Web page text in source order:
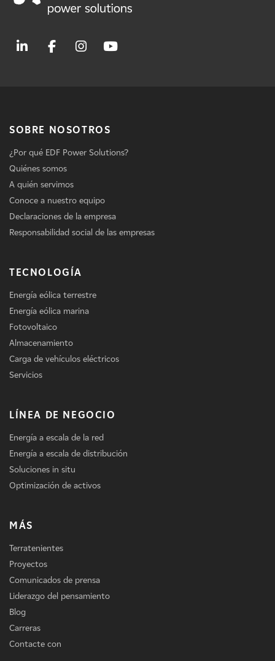
SOBRE NOSOTROS
¿Por qué EDF Power Solutions?
Quiénes somos
A quién servimos
Conoce a nuestro equipo
Declaraciones de la empresa
Responsabilidad social de las empresas
TECNOLOGÍA
Energía eólica terrestre
Energía eólica marina
Fotovoltaico
Almacenamiento
Carga de vehículos eléctricos
Servicios
LÍNEA DE NEGOCIO
Energía a escala de la red
Energía a escala de distribución
Soluciones in situ
Optimización de activos
MÁS
Terratenientes
Proyectos
Comunicados de prensa
Liderazgo del pensamiento
Blog
Carreras
Contacte con